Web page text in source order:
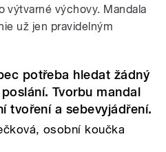
výtvarné výchovy. Mandala
už jen pravidelným
potřeba hledat žádný
Tvorbu mandal
tvoření a sebevyjádření.
osobní koučka